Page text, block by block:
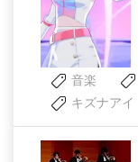
音楽
キズナアイ